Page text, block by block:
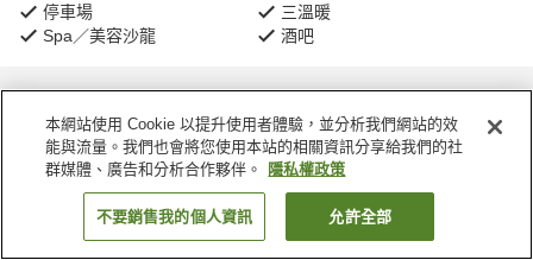
停車場
三溫暖
Spa／美容沙龍
酒吧
首頁 越南 堅江 富國島 富國綠灣度假村及水療中心
找客房
本網站使用 Cookie 以提升使用者體驗，並分析我們網站的效
能與流量。我們也會將您使用本站的相關資訊分享給我們的社
群媒體、廣告和分析合作夥伴。
隱私權政策
不要銷售我的個人資訊 允許全部